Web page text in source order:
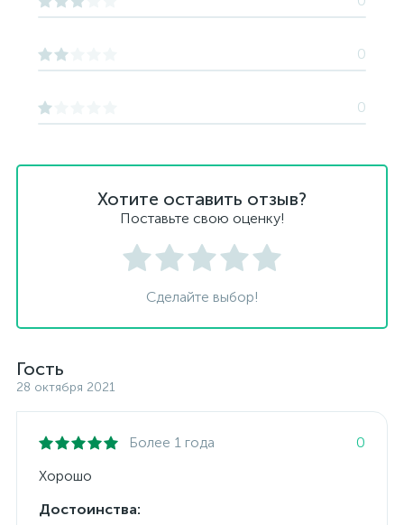
Хотите оставить отзыв?
Поставьте свою оценку!
Сделайте выбор!
Гость
28 октября 2021
Более 1 года
0
Хорошо
Достоинства:
0
0